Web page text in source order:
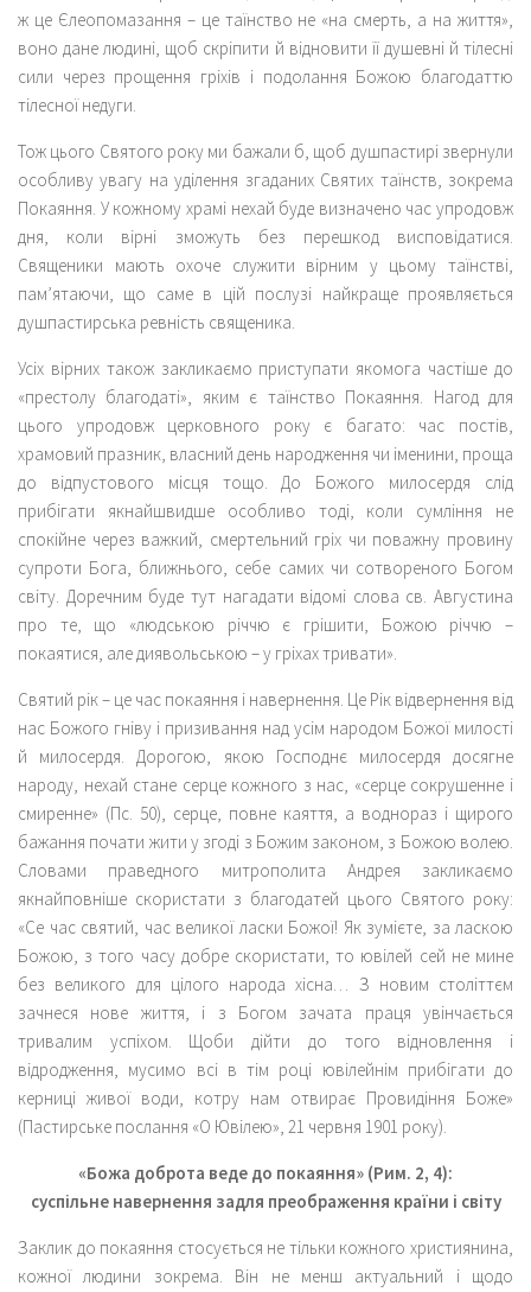
ж це Єлеопомазання – це таїнство не «на смерть, а на життя»,
воно дане людині, щоб скріпити й відновити її душевні й тілесні
сили через прощення гріхів і подолання Божою благодаттю
тілесної недуги.
Тож цього Святого року ми бажали б, щоб душпастирі звернули
особливу увагу на уділення згаданих Святих таїнств, зокрема
Покаяння. У кожному храмі нехай буде визначено час упродовж
дня, коли вірні зможуть без перешкод висповідатися.
Священики мають охоче служити вірним у цьому таїнстві,
пам’ятаючи, що саме в цій послузі найкраще проявляється
душпастирська ревність священика.
Усіх вірних також закликаємо приступати якомога частіше до
«престолу благодаті», яким є таїнство Покаяння. Нагод для
цього упродовж церковного року є багато: час постів,
храмовий празник, власний день народження чи іменини, проща
до відпустового місця тощо. До Божого милосердя слід
прибігати якнайшвидше особливо тоді, коли сумління не
спокійне через важкий, смертельний гріх чи поважну провину
супроти Бога, ближнього, себе самих чи сотвореного Богом
світу. Доречним буде тут нагадати відомі слова св. Августина
про те, що «людською річчю є грішити, Божою річчю –
покаятися, але диявольською – у гріхах тривати».
Святий рік – це час покаяння і навернення. Це Рік відвернення від
нас Божого гніву і призивання над усім народом Божої милості
й милосердя. Дорогою, якою Господнє милосердя досягне
народу, нехай стане серце кожного з нас, «серце сокрушенне і
смиренне» (Пс. 50), серце, повне каяття, а воднораз і щирого
бажання почати жити у згоді з Божим законом, з Божою волею.
Словами праведного митрополита Андрея закликаємо
якнайповніше скористати з благодатей цього Святого року:
«Се час святий, час великої ласки Божої! Як зумієте, за ласкою
Божою, з того часу добре скористати, то ювілей сей не мине
без великого для цілого народа хісна… З новим століттєм
зачнеся нове життя, і з Богом зачата праця увінчається
тривалим успіхом. Щоби дійти до того відновлення і
відродження, мусимо всі в тім році ювілейнім прибігати до
керниці живої води, котру нам отвирає Провидіння Боже»
(Пастирське послання «О Ювілею», 21 червня 1901 року).
«Божа доброта веде до покаяння» (Рим. 2, 4):
суспільне навернення задля преображення країни і світу
Заклик до покаяння стосується не тільки кожного християнина,
кожної людини зокрема. Він не менш актуальний і щодо